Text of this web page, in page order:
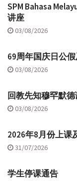
SPM Bahasa
讲座
03/08/2026
69周年国庆日公
03/08/2026
回教先知穆罕默
03/08/2026
2026年8月份上课
31/07/2026
学生停课通告